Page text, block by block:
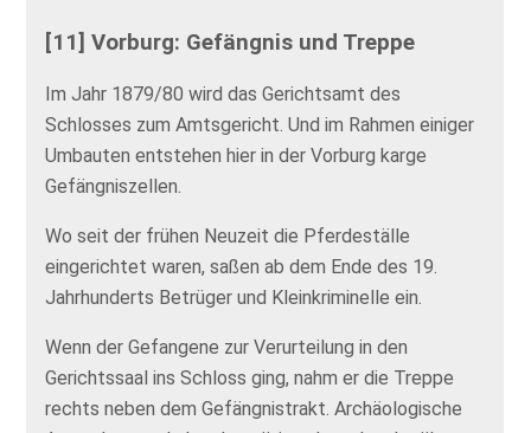
[11] Vorburg: Gefängnis und Treppe
Im Jahr 1879/80 wird das Gerichtsamt des
Schlosses zum Amtsgericht. Und im Rahmen einiger
Umbauten entstehen hier in der Vorburg karge
Gefängniszellen.
Wo seit der frühen Neuzeit die Pferdeställe
eingerichtet waren, saßen ab dem Ende des 19.
Jahrhunderts Betrüger und Kleinkriminelle ein.
Wenn der Gefangene zur Verurteilung in den
Gerichtssaal ins Schloss ging, nahm er die Treppe
rechts neben dem Gefängnistrakt. Archäologische